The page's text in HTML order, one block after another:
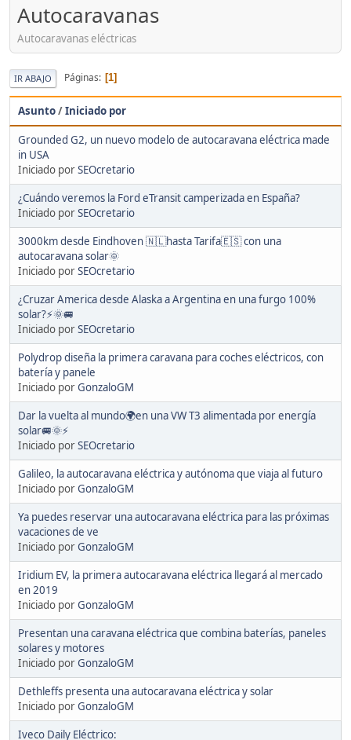
Autocaravanas
Autocaravanas eléctricas
IR ABAJO Páginas 1
Asunto/Iniciado por
Grounded G2, un nuevo modelo de autocaravana eléctrica made
in USA
Iniciado porSEOcretario
¿Cuándo veremos la Ford eTransit camperizada en España?
Iniciado porSEOcretario
3000km desde Eindhoven 🇳🇱hasta Tarifa🇪🇸 con una
autocaravana solar🌞
Iniciado porSEOcretario
¿Cruzar America desde Alaska a Argentina en una furgo 100%
solar?⚡🌞🚐
Iniciado porSEOcretario
Polydrop diseña la primera caravana para coches eléctricos, con
batería y panele
Iniciado porGonzaloGM
Dar la vuelta al mundo🌍en una VW T3 alimentada por energía
solar🚐🌞⚡
Iniciado porSEOcretario
Galileo, la autocaravana eléctrica y autónoma que viaja al futuro
Iniciado porGonzaloGM
Ya puedes reservar una autocaravana eléctrica para las próximas
vacaciones de ve
Iniciado porGonzaloGM
Iridium EV, la primera autocaravana eléctrica llegará al mercado
en 2019
Iniciado porGonzaloGM
Presentan una caravana eléctrica que combina baterías, paneles
solares y motores
Iniciado porGonzaloGM
Dethleffs presenta una autocaravana eléctrica y solar
Iniciado porGonzaloGM
Iveco Daily Eléctrico: